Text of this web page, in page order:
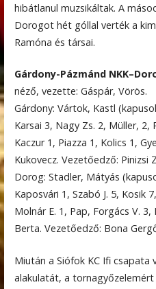
hibátlanul muzsikáltak. A
Dorogot hét góllal verték a
Ramóna és társai.
Gárdony-Pázmánd
néző, vezette: Gáspár, Vörös.
Gárdony: Vártok, Kastl
Karsai 3, Nagy Zs. 2, Müller, 2,
Kaczur 1, Piazza 1, Kolics 1,
Kukovecz. Vezetőedző: Pinizsi
Dorog: Stadler, Mátyás
Kaposvári 1, Szabó J. 5, Kosik
Molnár E. 1, Pap, Forgács V.
Berta. Vezetőedző: Bona
Miután a Siófok KC Ifi csapata
alakulatát, a